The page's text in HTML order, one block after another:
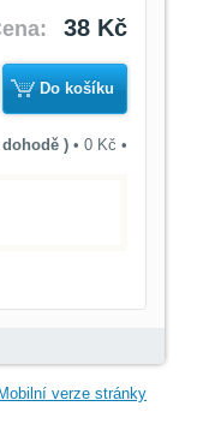
38 Kč
Do košíku
) • 0 Kč •
Mobilní verze stránky